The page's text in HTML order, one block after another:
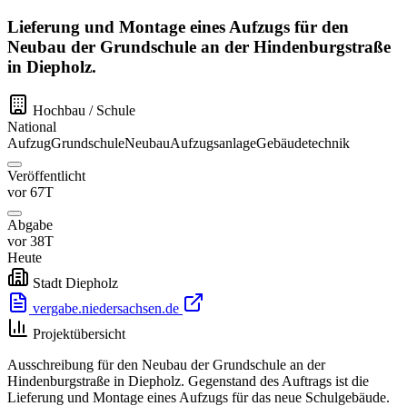
Lieferung und Montage eines Aufzugs für den
Neubau der Grundschule an der Hindenburgstraße
in Diepholz.
Hochbau / Schule
National
AufzugGrundschuleNeubauAufzugsanlageGebäudetechnik
Veröffentlicht
vor 67T
Abgabe
vor 38T
Heute
Stadt Diepholz
vergabe.niedersachsen.de
Projektübersicht
Ausschreibung für den Neubau der Grundschule an der
Hindenburgstraße in Diepholz. Gegenstand des Auftrags ist die
Lieferung und Montage eines Aufzugs für das neue Schulgebäude.